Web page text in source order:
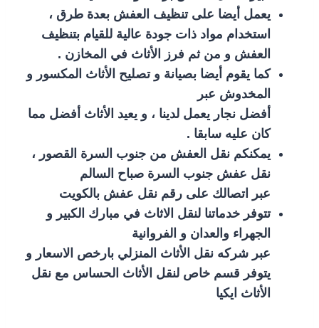
يعمل أيضا على تنظيف العفش بعدة طرق ،
استخدام مواد ذات جودة عالية للقيام بتنظيف
العفش و من ثم فرز الأثاث في المخازن .
كما يقوم أيضا بصيانة و تصليح الأثاث المكسور و
المخدوش عبر
أفضل نجار يعمل لدينا ، و يعيد الأثاث أفضل مما
كان عليه سابقا .
يمكنكم نقل العفش من جنوب السرة القصور ،
نقل عفش جنوب السرة صباح السالم
عبر اتصالك على رقم نقل عفش بالكويت
تتوفر خدماتنا لنقل الاثاث في مبارك الكبير و
الجهراء والعدان و الفروانية
عبر شركه نقل الأثاث المنزلي بارخص الاسعار و
يتوفر قسم خاص لنقل الأثاث الحساس مع نقل
الأثاث ايكيا